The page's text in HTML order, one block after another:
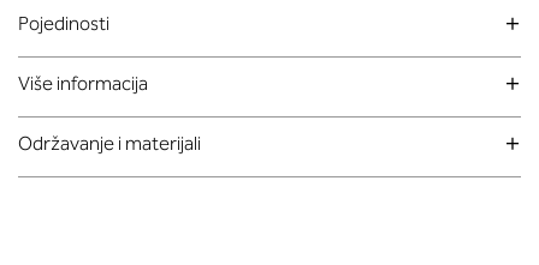
Pojedinosti
Više informacija
Održavanje i materijali